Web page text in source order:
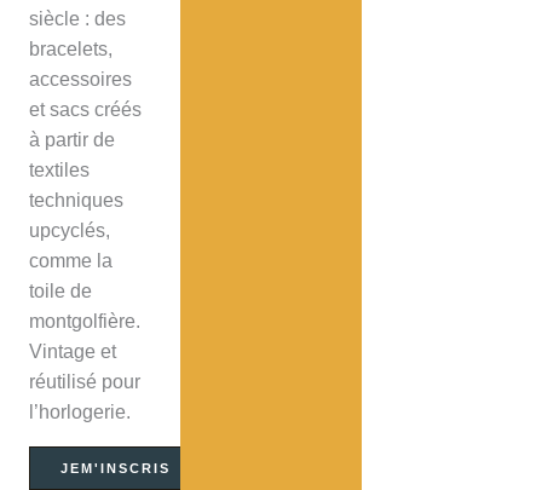
siècle : des
bracelets,
accessoires
et sacs créés
à partir de
textiles
techniques
upcyclés,
comme la
toile de
montgolfière.
Vintage et
réutilisé pour
l’horlogerie.
JEM'INSCRIS